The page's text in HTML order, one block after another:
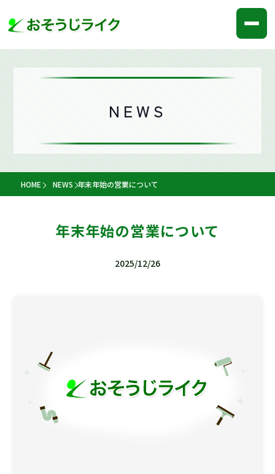
NEWS
HOME NEWS 年末年始の営業について
年末年始の営業について
2025/12/26